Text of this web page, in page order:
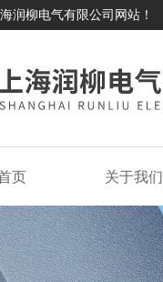
润柳电气有限公司网站！
页 关于我们